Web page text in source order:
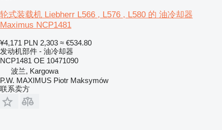
轮式装载机 Liebherr L566 , L576 , L580 的 油冷却器
Maximus NCP1481
¥4,171 PLN 2,303 ≈ €534.80
发动机部件 - 油冷却器
NCP1481 OE 10471090
波兰, Kargowa
P.W. MAXIMUS Piotr Maksymów
联系卖方